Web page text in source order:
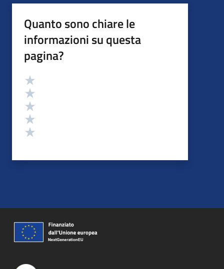
Quanto sono chiare le
informazioni su questa
pagina?
Valutazione